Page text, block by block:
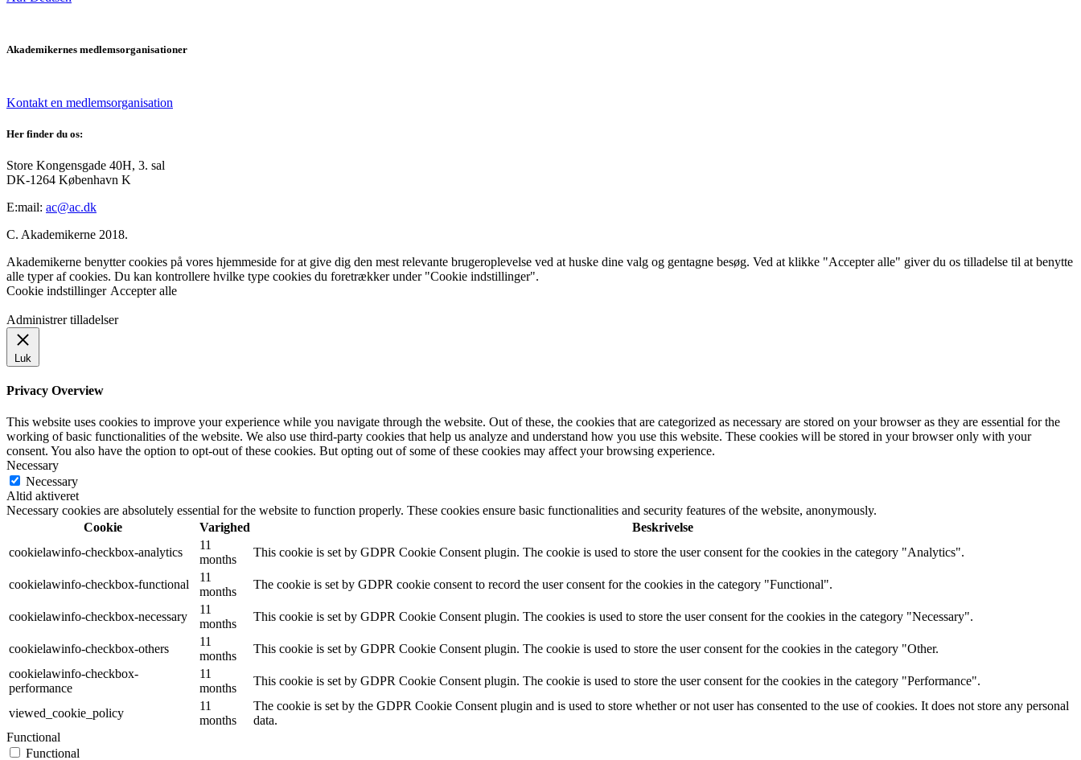
Akademikernes medlemsorganisationer
Kontakt en medlemsorganisation
Her finder du os:
Store Kongensgade 40H, 3. sal
DK-1264 København K
E:mail: ac@ac.dk
C. Akademikerne 2018.
Akademikerne benytter cookies på vores hjemmeside for at give dig den mest relevante brugeroplevelse ved at huske dine valg og gentagne besøg. Ved at klikke "Accepter alle" giver du os tilladelse til at benytte
alle typer af cookies. Du kan kontrollere hvilke type cookies du foretrækker under "Cookie indstillinger".
Cookie indstillinger Accepter alle
Administrer tilladelser
Luk
Privacy Overview
This website uses cookies to improve your experience while you navigate through the website. Out of these, the cookies that are categorized as necessary are stored on your browser as they are essential for the
working of basic functionalities of the website. We also use third-party cookies that help us analyze and understand how you use this website. These cookies will be stored in your browser only with your
consent. You also have the option to opt-out of these cookies. But opting out of some of these cookies may affect your browsing experience.
Necessary
Necessary
Altid aktiveret
Necessary cookies are absolutely essential for the website to function properly. These cookies ensure basic functionalities and security features of the website, anonymously.
Cookie
Varighed
Beskrivelse
cookielawinfo-checkbox-analytics
11
months
This cookie is set by GDPR Cookie Consent plugin. The cookie is used to store the user consent for the cookies in the category "Analytics".
cookielawinfo-checkbox-functional
11
months
The cookie is set by GDPR cookie consent to record the user consent for the cookies in the category "Functional".
cookielawinfo-checkbox-necessary
11
months
This cookie is set by GDPR Cookie Consent plugin. The cookies is used to store the user consent for the cookies in the category "Necessary".
cookielawinfo-checkbox-others
11
months
This cookie is set by GDPR Cookie Consent plugin. The cookie is used to store the user consent for the cookies in the category "Other.
cookielawinfo-checkbox-
performance
11
months
This cookie is set by GDPR Cookie Consent plugin. The cookie is used to store the user consent for the cookies in the category "Performance".
viewed_cookie_policy
11
months
The cookie is set by the GDPR Cookie Consent plugin and is used to store whether or not user has consented to the use of cookies. It does not store any personal
data.
Functional
Functional